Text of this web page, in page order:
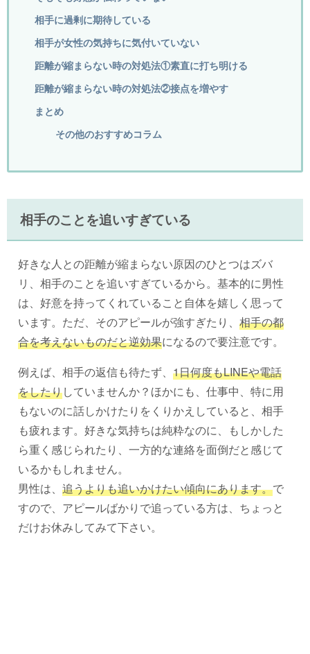
相手に過剰に期待している
相手が女性の気持ちに気付いていない
距離が縮まらない時の対処法①素直に打ち明ける
距離が縮まらない時の対処法②接点を増やす
まとめ
その他のおすすめコラム
相手のことを追いすぎている
好きな人との距離が縮まらない原因のひとつはズバ
リ、相手のことを追いすぎているから。基本的に男性
は、好意を持ってくれていること自体を嬉しく思って
います。ただ、そのアピールが強すぎたり、 相手の都
合を考えないものだと逆効果になるので要注意です。
例えば、相手の返信も待たず、 1日何度もLINEや電話
をしたりしていませんか？ほかにも、仕事中、特に用
もないのに話しかけたりをくりかえしていると、相手
も疲れます。好きな気持ちは純粋なのに、もしかした
ら重く感じられたり、一方的な連絡を面倒だと感じて
いるかもしれません。
男性は、 追うよりも追いかけたい傾向にあります。で
すので、アピールばかりで追っている方は、ちょっと
だけお休みしてみて下さい。